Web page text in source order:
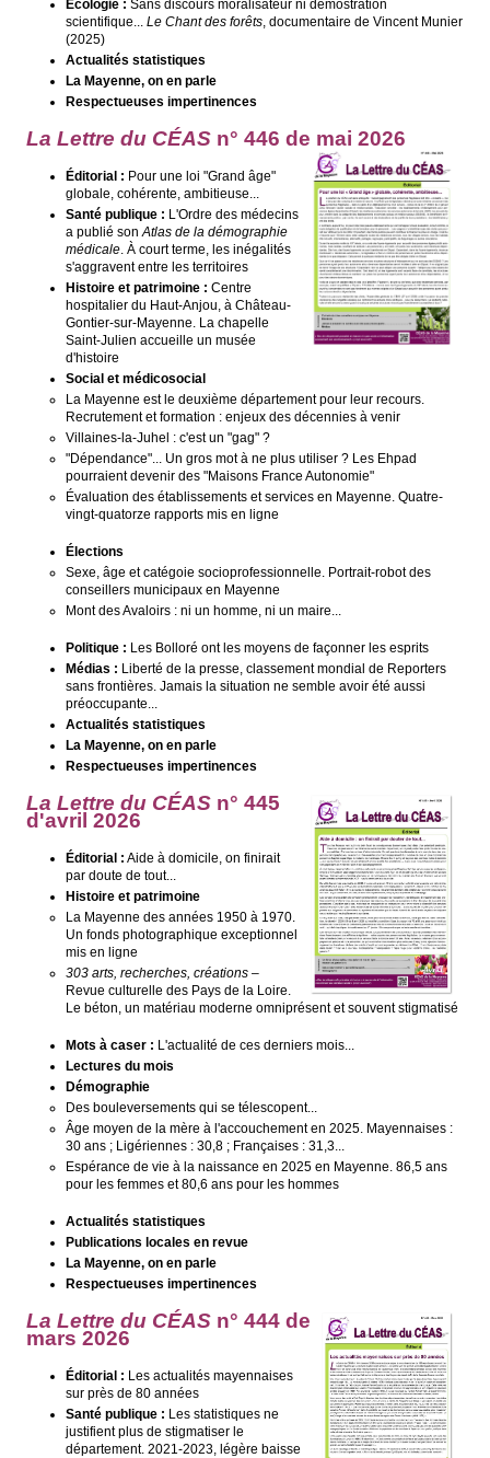
Écologie : Sans discours moralisateur ni démostration
scientifique... Le Chant des forêts, documentaire de Vincent Munier
(2025)
Actualités statistiques
La Mayenne, on en parle
Respectueuses impertinences
La Lettre du CÉASn° 446 de mai 2026
Éditorial : Pour une loi "Grand âge"
globale, cohérente, ambitieuse...
Santé publique : L'Ordre des médecins
a publié sonAtlas de la démographie
médicale. À court terme, les inégalités
s'aggravent entre les territoires
Histoire et patrimoine : Centre
hospitalier du Haut-Anjou, à Château-
Gontier-sur-Mayenne. La chapelle
Saint-Julien accueille un musée
d'histoire
Social et médicosocial
La Mayenne est le deuxième département pour leur recours.
Recrutement et formation : enjeux des décennies à venir
Villaines-la-Juhel : c'est un "gag" ?
"Dépendance"... Un gros mot à ne plus utiliser ? Les Ehpad
pourraient devenir des "Maisons France Autonomie"
Évaluation des établissements et services en Mayenne. Quatre-
vingt-quatorze rapports mis en ligne
Élections
Sexe, âge et catégoie socioprofessionnelle. Portrait-robot des
conseillers municipaux en Mayenne
Mont des Avaloirs : ni un homme, ni un maire...
Politique : Les Bolloré ont les moyens de façonner les esprits
Médias : Liberté de la presse, classement mondial de Reporters
sans frontières. Jamais la situation ne semble avoir été aussi
préoccupante...
Actualités statistiques
La Mayenne, on en parle
Respectueuses impertinences
La Lettre du CÉAS n° 445
d'avril 2026
Éditorial : Aide à domicile, on finirait
par doute de tout...
Histoire et patrimoine
La Mayenne des années 1950 à 1970.
Un fonds photographique exceptionnel
mis en ligne
303 arts, recherches, créations –
Revue culturelle des Pays de la Loire.
Le béton, un matériau moderne omniprésent et souvent stigmatisé
Mots à caser : L'actualité de ces derniers mois...
Lectures du mois
Démographie
Des bouleversements qui se télescopent...
Âge moyen de la mère à l'accouchement en 2025. Mayennaises :
30 ans ; Ligériennes : 30,8 ; Françaises : 31,3...
Espérance de vie à la naissance en 2025 en Mayenne. 86,5 ans
pour les femmes et 80,6 ans pour les hommes
Actualités statistiques
Publications locales en revue
La Mayenne, on en parle
Respectueuses impertinences
La Lettre du CÉASn° 444 de
mars 2026
Éditorial : Les actualités mayennaises
sur près de 80 années
Santé publique : Les statistiques ne
justifient plus de stigmatiser le
département. 2021-2023, légère baisse